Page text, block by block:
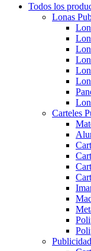
Todos los
Lonas
Carteles